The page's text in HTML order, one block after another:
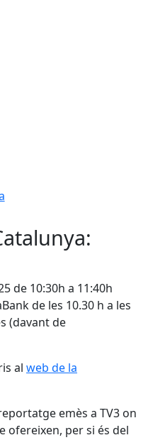
de 10:30h a 11:40h
de les 10.30 h a les
(davant de
al web de la
emès a TV3 on
ofereixen, per si és del